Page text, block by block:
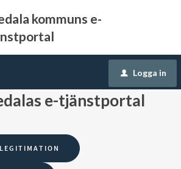
kommuns e-
u Logga in
e-tjänstportal